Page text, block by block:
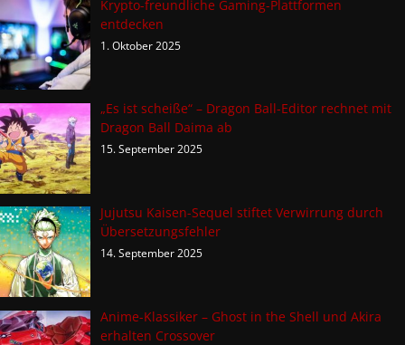
Krypto-freundliche Gaming-Plattformen
entdecken
1. Oktober 2025
„Es ist scheiße“ – Dragon Ball-Editor rechnet mit
Dragon Ball Daima ab
15. September 2025
Jujutsu Kaisen-Sequel stiftet Verwirrung durch
Übersetzungsfehler
14. September 2025
Anime-Klassiker – Ghost in the Shell und Akira
erhalten Crossover